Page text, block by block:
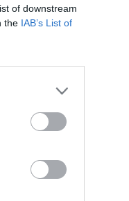
of downstream
the IAB’s List of
10:56
Tisza-
program
tisztázta
vízállásával